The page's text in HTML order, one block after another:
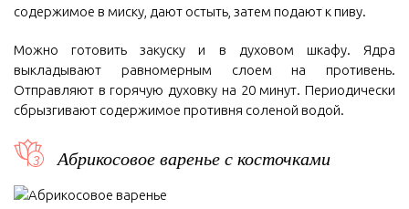
содержимое в миску, дают остыть, затем подают к пиву.
Можно готовить закуску и в духовом шкафу. Ядра
выкладывают равномерным слоем на противень.
Отправляют в горячую духовку на 20 минут. Периодически
сбрызгивают содержимое противня соленой водой.
Абрикосовое варенье с косточками